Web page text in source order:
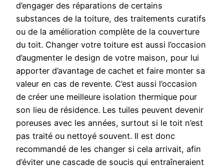
d’engager des réparations de certains
substances de la toiture, des traitements curatifs
ou de la amélioration complète de la couverture
du toit. Changer votre toiture est aussi l’occasion
d’augmenter le design de votre maison, pour lui
apporter d’avantage de cachet et faire monter sa
valeur en cas de revente. C’est aussi l’occasion
de créer une meilleure isolation thermique pour
son lieu de résidence. Les tuiles peuvent devenir
poreuses avec les années, surtout si le toit n’est
pas traité ou nettoyé souvent. Il est donc
recommandé de les changer si cela arrivait, afin
d’éviter une cascade de soucis qui entraîneraient